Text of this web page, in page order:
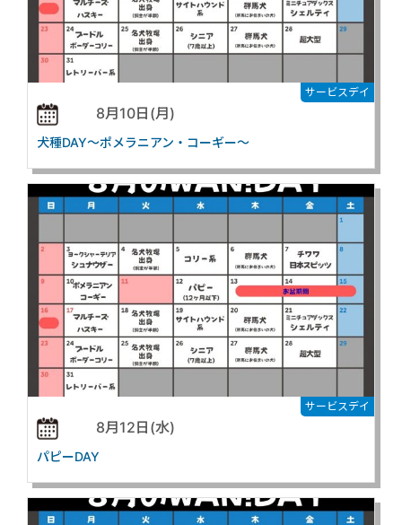
サービスデイ
8月10日(月)
犬種DAY～ポメラニアン・コーギー～
サービスデイ
8月12日(水)
パピーDAY